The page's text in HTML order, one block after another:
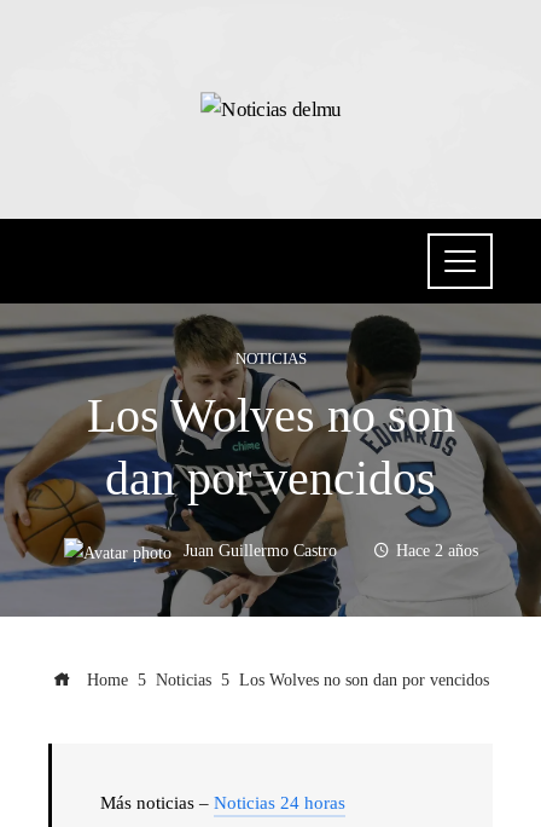
NOTICIAS
Los Wolves no son
dan por vencidos
Juan Guillermo Castro Hace 2 años
Home Noticias Los Wolves no son dan por vencidos
Más noticias – Noticias 24 horas